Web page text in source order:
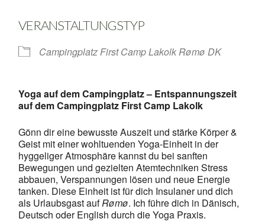
VERANSTALTUNGSTYP
Campingplatz First Camp Lakolk Rømø DK
Yoga auf dem Campingplatz – Entspannungszeit
auf dem Campingplatz First Camp Lakolk
Gönn dir eine bewusste Auszeit und stärke Körper &
Geist mit einer wohltuenden Yoga-Einheit in der
hyggeliger Atmosphäre kannst du bei sanften
Bewegungen und gezielten Atemtechniken Stress
abbauen, Verspannungen lösen und neue Energie
tanken. Diese Einheit ist für dich Insulaner und dich
als Urlaubsgast aufRømø. Ich führe dich in Dänisch,
Deutsch oder English durch die Yoga Praxis.